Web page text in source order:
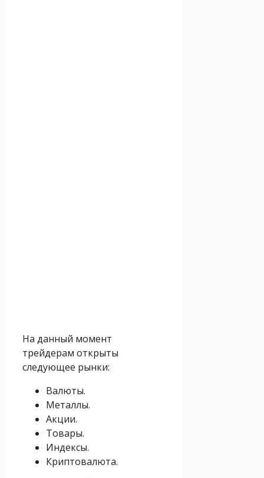
На данный момент
трейдерам открыты
следующее рынки:
Валюты.
Металлы.
Акции.
Товары.
Индексы.
Криптовалюта.